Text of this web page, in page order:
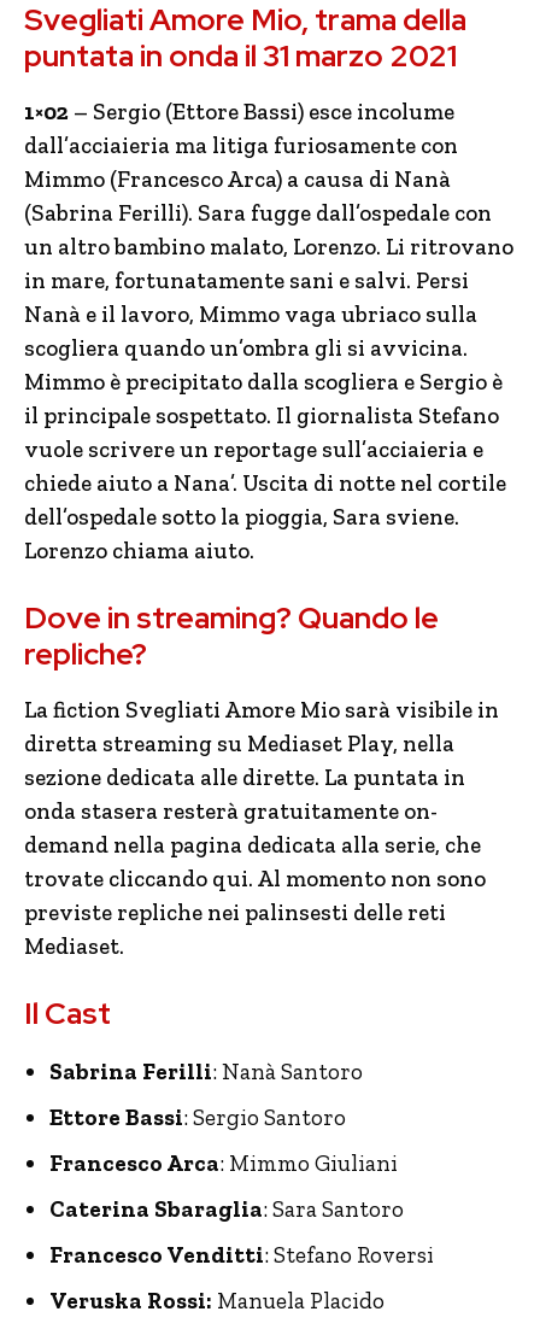
Svegliati Amore Mio, trama della
puntata in onda il 31 marzo 2021
1×02 – Sergio (Ettore Bassi) esce incolume
dall’acciaieria ma litiga furiosamente con
Mimmo (Francesco Arca) a causa di Nanà
(Sabrina Ferilli). Sara fugge dall’ospedale con
un altro bambino malato, Lorenzo. Li ritrovano
in mare, fortunatamente sani e salvi. Persi
Nanà e il lavoro, Mimmo vaga ubriaco sulla
scogliera quando un’ombra gli si avvicina.
Mimmo è precipitato dalla scogliera e Sergio è
il principale sospettato. Il giornalista Stefano
vuole scrivere un reportage sull’acciaieria e
chiede aiuto a Nana’. Uscita di notte nel cortile
dell’ospedale sotto la pioggia, Sara sviene.
Lorenzo chiama aiuto.
Dove in streaming? Quando le
repliche?
La fiction Svegliati Amore Mio sarà visibile in
diretta streaming su Mediaset Play, nella
sezione dedicata alle dirette. La puntata in
onda stasera resterà gratuitamente on-
demand nella pagina dedicata alla serie, che
trovate cliccando qui. Al momento non sono
previste repliche nei palinsesti delle reti
Mediaset.
Il Cast
Sabrina Ferilli: Nanà Santoro
Ettore Bassi: Sergio Santoro
Francesco Arca: Mimmo Giuliani
Caterina Sbaraglia: Sara Santoro
Francesco Venditti: Stefano Roversi
Veruska Rossi: Manuela Placido